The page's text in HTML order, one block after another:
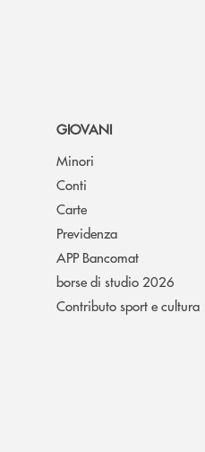
GIOVANI
Minori
Conti
Carte
Previdenza
APP Bancomat
borse di studio 2026
Contributo sport e cultura